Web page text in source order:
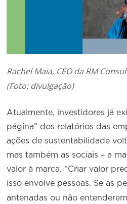
Rachel Maia, CEO da RM
(Foto: divulgação)
Atualmente, investidores já
página” dos relatórios das
ações de sustentabilidade
mas também as sociais – a
valor à marca. “Criar valor
isso envolve pessoas. Se as
antenadas ou não